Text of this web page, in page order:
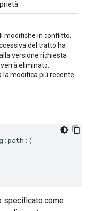
modifiche in conflitto.
del tratto ha
versione richiesta
eliminato.
la modifica più recente
specificato come